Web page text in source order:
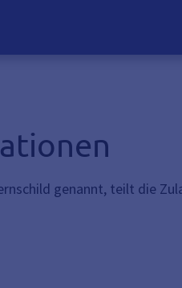
genannt, teilt die